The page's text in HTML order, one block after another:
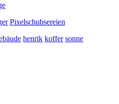
Pixelschubsereien
henrik koffer sonne